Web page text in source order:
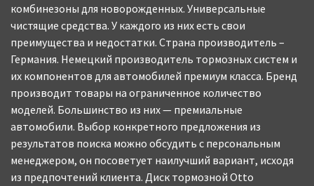
комбинезоны для новорожденных. Универсальные
чистящие средства. У каждого из них есть свои
преимущества и недостатки. Страна производитель –
Германия. Немецкий производитель тормозных систем и
их компонентов для автомобилей премиум класса. Бренд
производит товары на ограниченное количество
моделей. Большинство из них — премиальные
автомобили. Выбор конкретного предложения из
результатов поиска можно обсудить с персональным
менеджером, он посоветует наилучший вариант, исходя
из предпочтений клиента. Диск тормозной Otto